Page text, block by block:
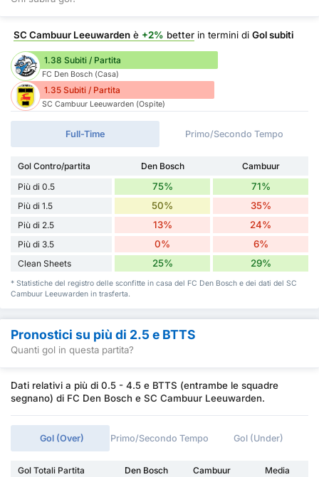
SC Cambuur Leeuwarden è +2% better in termini di Gol subiti
1.38 Subiti / Partita
FC Den Bosch (Casa)
1.35 Subiti / Partita
SC Cambuur Leeuwarden (Ospite)
Full-Time Primo/Secondo Tempo
Gol Contro/partita Den Bosch
Cambuur
Più di 0.5
75% 71%
Più di 1.5 50% 35%
Più di 2.5 13% 24%
Più di 3.5 0% 6%
Clean Sheets 25% 29%
* Statistiche del registro delle sconfitte in casa del FC Den Bosch e dei dati del SC
Cambuur Leeuwarden in trasferta.
Pronostici su più di 2.5 e BTTS
Quanti gol in questa partita?
Dati relativi a più di 0.5 - 4.5 e BTTS (entrambe le squadre
segnano) di FC Den Bosch e SC Cambuur Leeuwarden.
Gol (Over) Primo/Secondo Tempo Gol (Under)
Gol Totali Partita Den Bosch Cambuur
Media